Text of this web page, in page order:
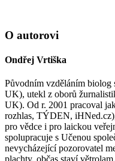
O autorovi
Ondřej Vrtiška
Původním vzděláním biolog
UK), utekl z oborů
UK). Od r. 2001 pracoval
rozhlas, TÝDEN,
pro vědce i pro laickou
spolupracuje s Učenou
nevycházející pozorovatel
plachty, občas staví větrolam.